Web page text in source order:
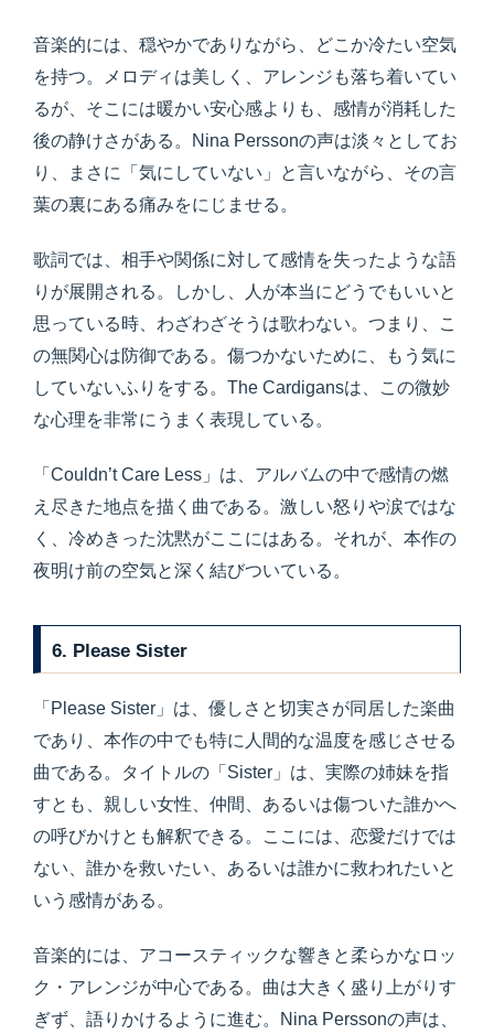
音楽的には、穏やかでありながら、どこか冷たい空気
を持つ。メロディは美しく、アレンジも落ち着いてい
るが、そこには暖かい安心感よりも、感情が消耗した
後の静けさがある。Nina Perssonの声は淡々としてお
り、まさに「気にしていない」と言いながら、その言
葉の裏にある痛みをにじませる。
歌詞では、相手や関係に対して感情を失ったような語
りが展開される。しかし、人が本当にどうでもいいと
思っている時、わざわざそうは歌わない。つまり、こ
の無関心は防御である。傷つかないために、もう気に
していないふりをする。The Cardigansは、この微妙
な心理を非常にうまく表現している。
「Couldn’t Care Less」は、アルバムの中で感情の燃
え尽きた地点を描く曲である。激しい怒りや涙ではな
く、冷めきった沈黙がここにはある。それが、本作の
夜明け前の空気と深く結びついている。
6. Please Sister
「Please Sister」は、優しさと切実さが同居した楽曲
であり、本作の中でも特に人間的な温度を感じさせる
曲である。タイトルの「Sister」は、実際の姉妹を指
すとも、親しい女性、仲間、あるいは傷ついた誰かへ
の呼びかけとも解釈できる。ここには、恋愛だけでは
ない、誰かを救いたい、あるいは誰かに救われたいと
いう感情がある。
音楽的には、アコースティックな響きと柔らかなロッ
ク・アレンジが中心である。曲は大きく盛り上がりす
ぎず、語りかけるように進む。Nina Perssonの声は、